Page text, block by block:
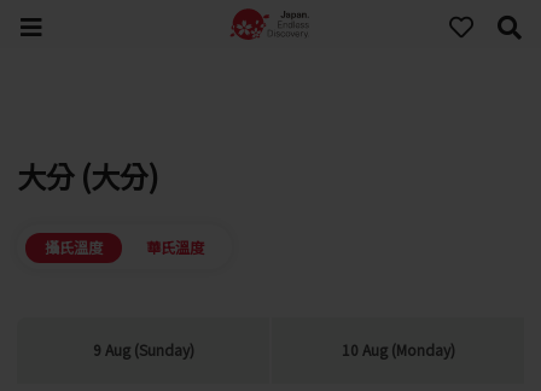
大分 (大分)
攝氏溫度 華氏溫度
9 Aug (Sunday) 10 Aug (Monday)